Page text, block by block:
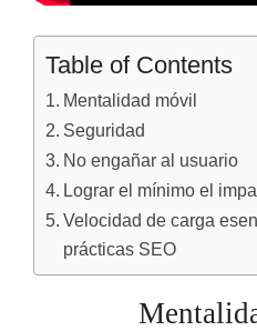
Table of Contents
Mentalidad móvil
Seguridad
No engañar al usuario
Lograr el mínimo el
Velocidad de carga
prácticas SEO